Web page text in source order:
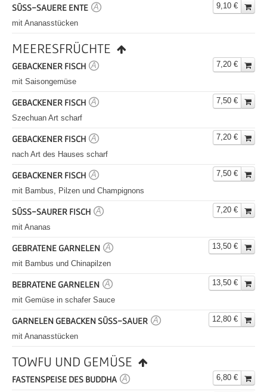
SÜSS-SAUERE ENTE A
9,10 €
mit Ananasstücken
MEERESFRÜCHTE
GEBACKENER FISCH A
7,20 €
mit Saisongemüse
GEBACKENER FISCH A
7,50 €
Szechuan Art scharf
GEBACKENER FISCH A
7,20 €
nach Art des Hauses scharf
GEBACKENER FISCH A
7,50 €
mit Bambus, Pilzen und Champignons
SÜSS-SAURER FISCH A
7,20 €
mit Ananas
GEBRATENE GARNELEN A
13,50 €
mit Bambus und Chinapilzen
BEBRATENE GARNELEN A
13,50 €
mit Gemüse in schafer Sauce
GARNELEN GEBACKEN SÜSS-SAUER A
12,80 €
mit Ananasstücken
TOWFU UND GEMÜSE
FASTENSPEISE DES BUDDHA A 6,80 €